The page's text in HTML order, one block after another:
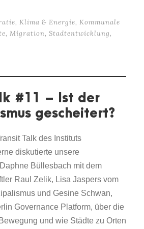
, Klima & Energie, Kommunale
, Migration, Stadtentwicklung,
#11 – Ist der
gescheitert?
Talk des Instituts
diskutierte unsere
Büllesbach mit dem
Raul Zelik, Lisa Jaspers vom
und Gesine Schwan,
Governance Platform, über die
und wie Städte zu Orten